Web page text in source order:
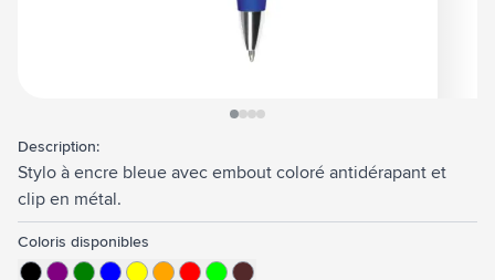
Description:
Stylo à encre bleue avec embout coloré antidérapant et
clip en métal.
Coloris disponibles